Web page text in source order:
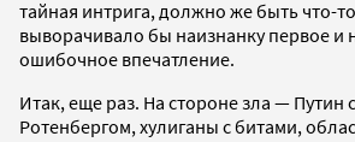
тайная интрига, должно же быть что-
выворачивало бы наизнанку первое и
ошибочное впечатление.
Итак, еще раз. На стороне зла — Путин
Ротенбергом, хулиганы с битами,